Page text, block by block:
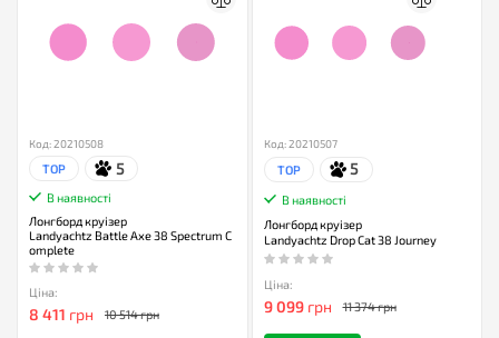
Код: 20210508
TOP 5
В наявності
Лонгборд круізер
Landyachtz Battle Axe 38 Spectrum C
omplete
Ціна:
8 411 грн 10 514 грн
Код: 20210507
TOP 5
В наявності
Лонгборд круізер
Landyachtz Drop Cat 38 Journey
Ціна:
9 099грн 11 374 грн